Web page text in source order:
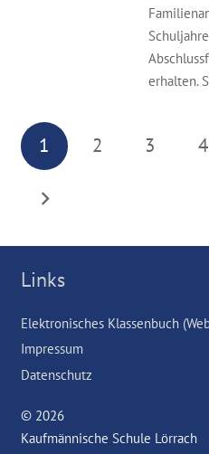
erhalten.
1 2 3 4
Links
Elektronisches Klassenbuch
Impressum
Datenschutz
© 2026
Kaufmännische Schule Lörrach